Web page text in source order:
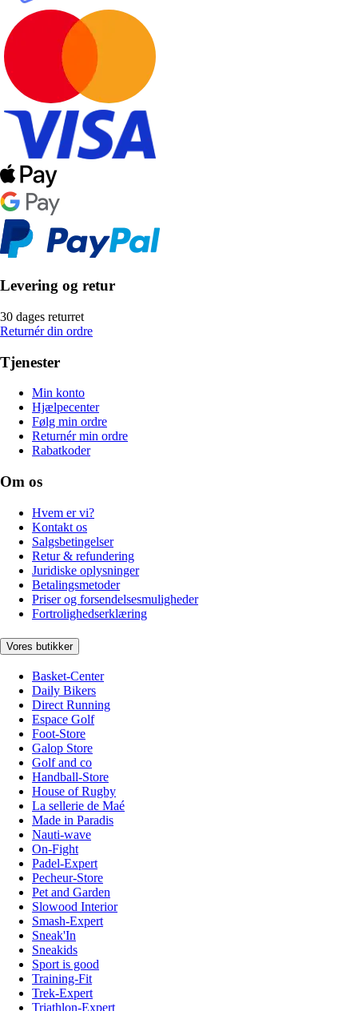
Levering og retur
30 dages returret
Returnér din ordre
Tjenester
Min konto
Hjælpecenter
Følg min ordre
Returnér min ordre
Rabatkoder
Om os
Hvem er vi?
Kontakt os
Salgsbetingelser
Retur & refundering
Juridiske oplysninger
Betalingsmetoder
Priser og forsendelsesmuligheder
Fortrolighedserklæring
Vores butikker
Basket-Center
Daily Bikers
Direct Running
Espace Golf
Foot-Store
Galop Store
Golf and co
Handball-Store
House of Rugby
La sellerie de Maé
Made in Paradis
Nauti-wave
On-Fight
Padel-Expert
Pecheur-Store
Pet and Garden
Slowood Interior
Smash-Expert
Sneak'In
Sneakids
Sport is good
Training-Fit
Trek-Expert
Triathlon-Expert